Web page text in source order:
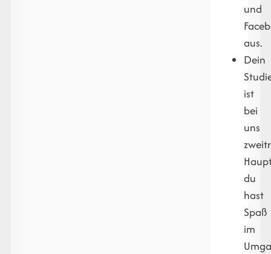
und
aus.
Dein
ist
bei
uns
du
hast
Spaß
im